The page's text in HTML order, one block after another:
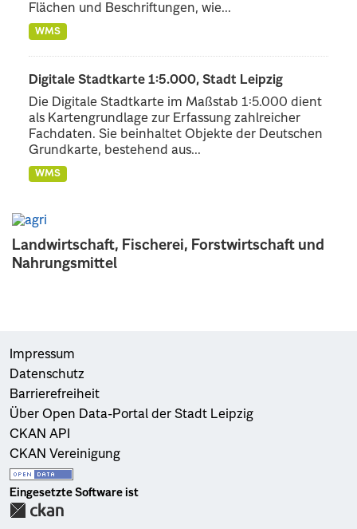
Landwirtschaft, Fischerei, Forstwirtschaft und
Nahrungsmittel
Flächen und Beschriftungen, wie...
WMS
Digitale Stadtkarte 1:5.000, Stadt Leipzig
Die Digitale Stadtkarte im Maßstab 1:5.000 dient
als Kartengrundlage zur Erfassung zahlreicher
Fachdaten. Sie beinhaltet Objekte der Deutschen
Grundkarte, bestehend aus...
WMS
Impressum
Datenschutz
Barrierefreiheit
Über Open Data-Portal der Stadt Leipzig
CKAN API
CKAN Vereinigung
Eingesetzte Software ist